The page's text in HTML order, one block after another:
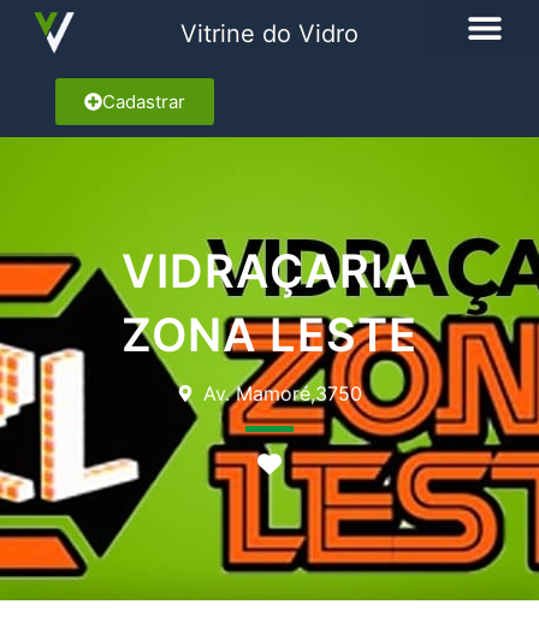
Vitrine do Vidro
Cadastrar
VIDRAÇARIA
ZONA LESTE
Av. Mamoré,3750
Marcar como Favorito